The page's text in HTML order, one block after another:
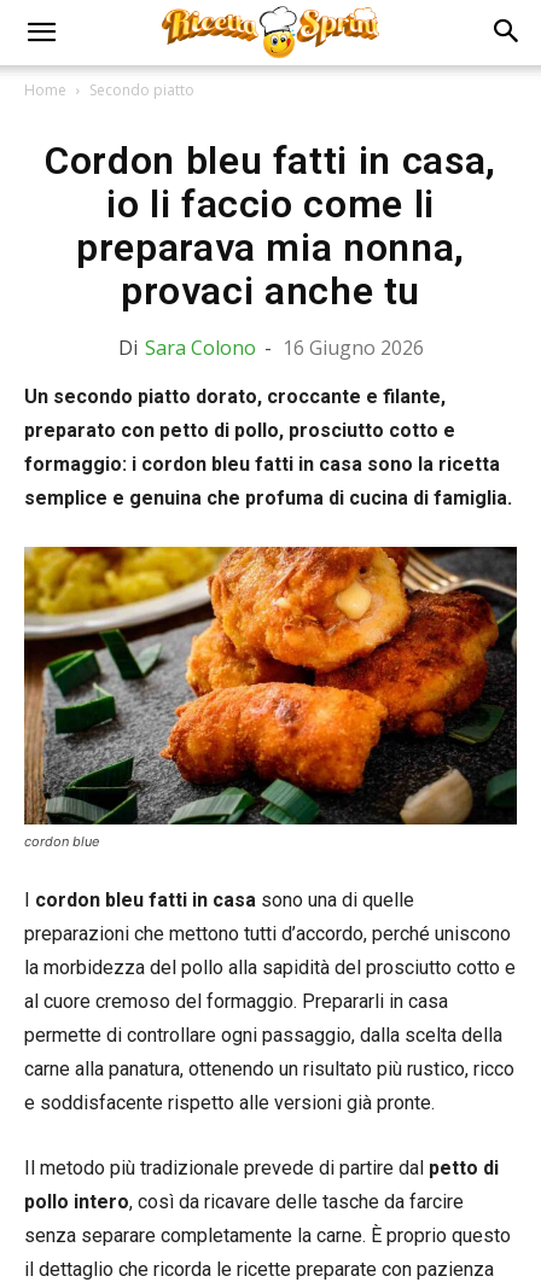
Home Secondo piatto
Cordon bleu fatti in casa,
io li faccio come li
preparava mia nonna,
provaci anche tu
Di Sara Colono - 16 Giugno 2026
Un secondo piatto dorato, croccante e filante,
preparato con petto di pollo, prosciutto cotto e
formaggio: i cordon bleu fatti in casa sono la ricetta
semplice e genuina che profuma di cucina di famiglia.
cordon blue
I cordon bleu fatti in casa sono una di quelle
preparazioni che mettono tutti d’accordo, perché uniscono
la morbidezza del pollo alla sapidità del prosciutto cotto e
al cuore cremoso del formaggio. Prepararli in casa
permette di controllare ogni passaggio, dalla scelta della
carne alla panatura, ottenendo un risultato più rustico, ricco
e soddisfacente rispetto alle versioni già pronte.
Il metodo più tradizionale prevede di partire dal petto di
pollo intero, così da ricavare delle tasche da farcire
senza separare completamente la carne. È proprio questo
il dettaglio che ricorda le ricette preparate con pazienza